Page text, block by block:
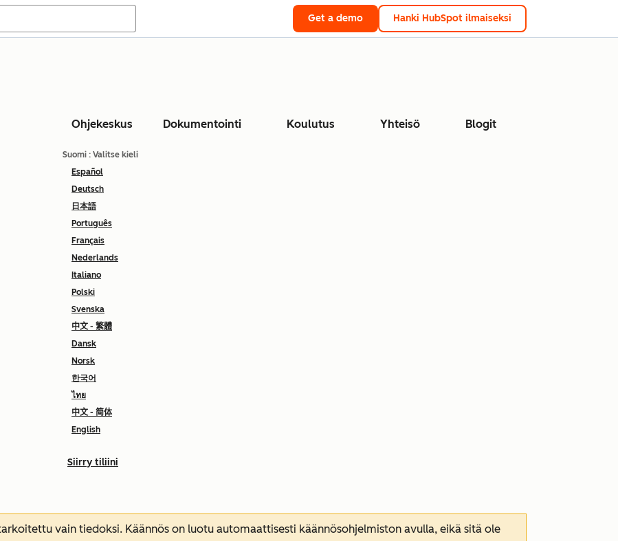
Get a demo Hanki HubSpot ilmaiseksi
Ohjekeskus Dokumentointi Koulutus Yhteisö Blogit
Suomi : Valitse kieli
Español
Deutsch
日本語
Português
Français
Nederlands
Italiano
Polski
Svenska
中文 - 繁體
Dansk
Norsk
한국어
ไทย
中文 - 简体
English
Siirry tiliini
vain tiedoksi. Käännös on luotu automaattisesti käännösohjelmiston avulla, eikä sitä ole